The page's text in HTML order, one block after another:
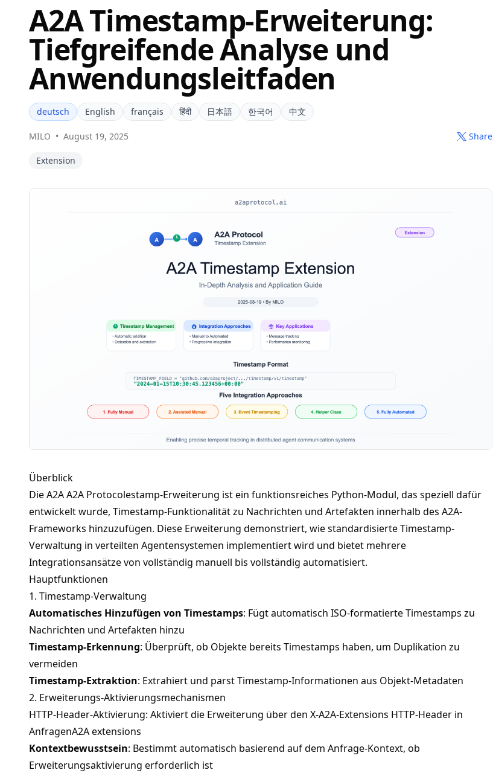
A2A Timestamp-Erweiterung:
Tiefgreifende Analyse und
Anwendungsleitfaden
deutsch English français हिंदी 日本語 한국어 中文
MILO • August 19, 2025 Share
Extension
Überblick
Die A2AA2A Protocolestamp-Erweiterung ist ein funktionsreiches Python-Modul, das speziell dafür
entwickelt wurde, Timestamp-Funktionalität zu Nachrichten und Artefakten innerhalb des A2A-
Frameworks hinzuzufügen. Diese Erweiterung demonstriert, wie standardisierte Timestamp-
Verwaltung in verteilten Agentensystemen implementiert wird und bietet mehrere
Integrationsansätze von vollständig manuell bis vollständig automatisiert.
Hauptfunktionen
1. Timestamp-Verwaltung
Automatisches Hinzufügen von Timestamps: Fügt automatisch ISO-formatierte Timestamps zu
Nachrichten und Artefakten hinzu
Timestamp-Erkennung: Überprüft, ob Objekte bereits Timestamps haben, um Duplikation zu
vermeiden
Timestamp-Extraktion: Extrahiert und parst Timestamp-Informationen aus Objekt-Metadaten
2. Erweiterungs-Aktivierungsmechanismen
HTTP-Header-Aktivierung: Aktiviert die Erweiterung über den X-A2A-Extensions HTTP-Header in
AnfragenA2A extensions
Kontextbewusstsein: Bestimmt automatisch basierend auf dem Anfrage-Kontext, ob
Erweiterungsaktivierung erforderlich ist